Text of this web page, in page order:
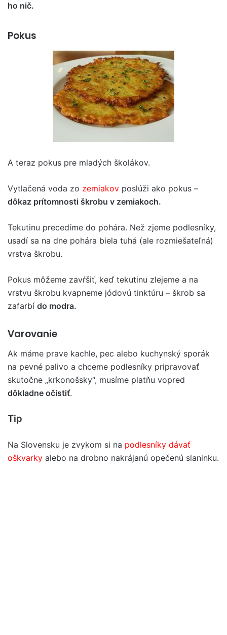
ho nič.
Pokus
A teraz pokus pre mladých školákov.
Vytlačená voda zo zemiakov poslúži ako pokus –
dôkaz prítomnosti škrobu v zemiakoch.
Tekutinu precedíme do pohára. Než zjeme podlesníky,
usadí sa na dne pohára biela tuhá (ale rozmiešateľná)
vrstva škrobu.
Pokus môžeme zavŕšiť, keď tekutinu zlejeme a na
vrstvu škrobu kvapneme jódovú tinktúru – škrob sa
zafarbí do modra.
Varovanie
Ak máme prave kachle, pec alebo kuchynský sporák
na pevné palivo a chceme podlesníky pripravovať
skutočne „krkonošsky“, musíme platňu vopred
dôkladne očistiť.
Tip
Na Slovensku je zvykom si na podlesníky dávať
oškvarky alebo na drobno nakrájanú opečenú slaninku.